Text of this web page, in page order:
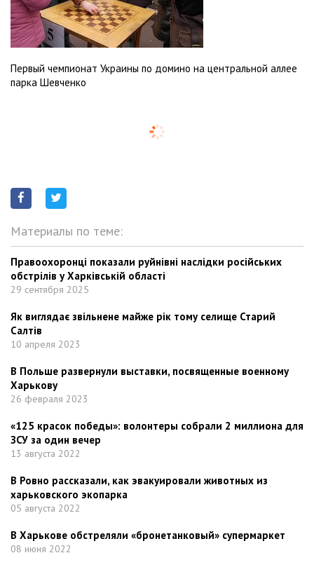
Первый чемпионат Украины по домино на центральной аллее
парка Шевченко
Материалы по теме:
Правоохоронці показали руйнівні наслідки російських
обстрілів у Харківській області
29 сентября 2025
Як виглядає звільнене майже рік тому селище Старий
Салтів
10 апреля 2023
В Польше развернули выставки, посвященные военному
Харькову
26 февраля 2023
«125 красок победы»: волонтеры собрали 2 миллиона для
ЗСУ за один вечер
13 августа 2022
В Ровно рассказали, как эвакуировали животных из
харьковского экопарка
05 августа 2022
В Харькове обстреляли «бронетанковый» супермаркет
08 июня 2022